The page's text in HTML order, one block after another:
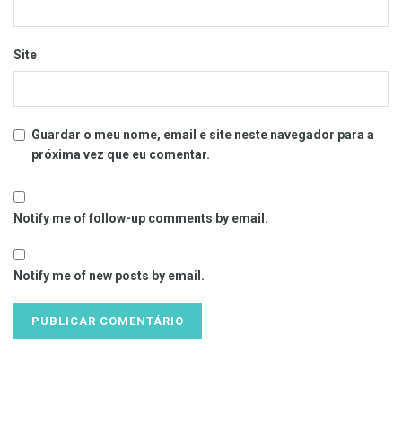
Site
Guardar o meu nome, email e site neste navegador para a
próxima vez que eu comentar.
Notify me of follow-up comments by email.
Notify me of new posts by email.